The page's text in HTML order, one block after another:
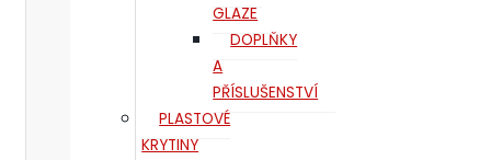
GLAZE
DOPLŇKY
A
PŘÍSLUŠENSTVÍ
PLASTOVÉ
KRYTINY